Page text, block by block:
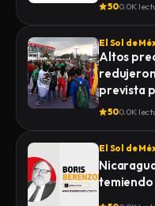
500.0K
El Sol de
Altos
prevista
500.0K
El Sol de
temiendo